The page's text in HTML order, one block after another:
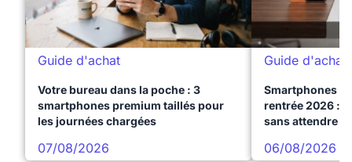
Guide d'achat
Votre bureau dans la poche : 3
smartphones premium taillés pour
les journées chargées
07/08/2026
Guide d'achat
Smartphones
rentrée 2026 :
sans attendre
06/08/2026